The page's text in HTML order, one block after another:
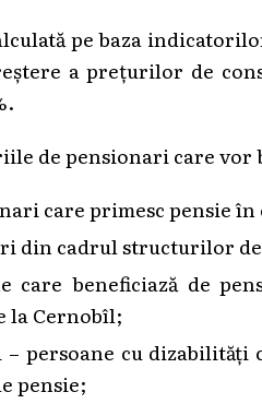
pe baza
a prețurilor de
de pensionari care vor
care primesc pensie
din cadrul structurilor
care beneficiază de
la Cernobîl;
persoane cu dizabilități
pensie;